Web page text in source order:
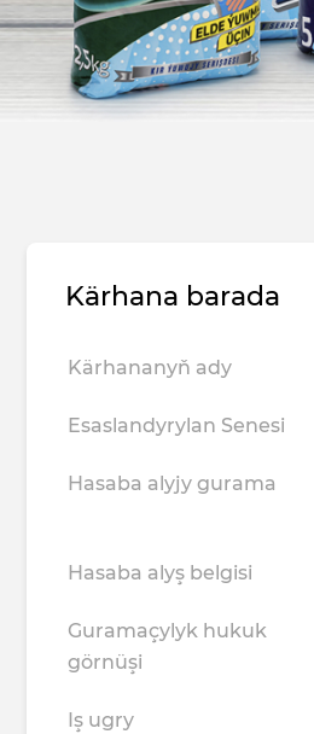
Kärhana barada
Kärhananyň ady
Esaslandyrylan Senesi
Hasaba alyjy gurama
Hasaba alyş belgisi
Guramaçylyk hukuk
görnüşi
Iş ugry